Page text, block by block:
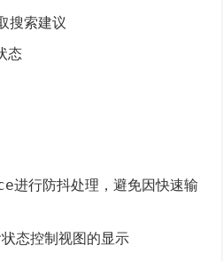
搜索建议
态
进行防抖处理，避免因快速输
状态控制视图的显示